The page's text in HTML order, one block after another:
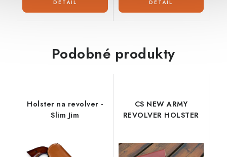
Podobné produkty
Holster na revolver -
Slim Jim
CS NEW ARMY
REVOLVER HOLSTER